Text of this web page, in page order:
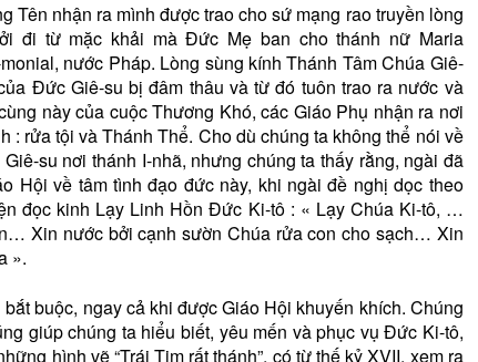
Tên nhận ra mình được trao cho sứ mạng rao truyền lòng
đi từ mặc khải mà Đức Mẹ ban cho thánh nữ Maria
nước Pháp. Lòng sùng kính Thánh Tâm Chúa Giê-
Đức Giê-su bị đâm thâu và từ đó tuôn trao ra nước và
này của cuộc Thương Khó, các Giáo Phụ nhận ra nơi
: rửa tội và Thánh Thể. Cho dù chúng ta không thể nói về
su nơi thánh I-nhã, nhưng chúng ta thấy rằng, ngài đã
Hội về tâm tình đạo đức này, khi ngài đề nghị dọc theo
đọc kinh Lạy Linh Hồn Đức Ki-tô : « Lạy Chúa Ki-tô, …
Xin nước bởi cạnh sườn Chúa rửa con cho sạch… Xin
».
buộc, ngay cả khi được Giáo Hội khuyến khích. Chúng
giúp chúng ta hiểu biết, yêu mến và phục vụ Đức Ki-tô,
hình vẽ “Trái Tim rất thánh”, có từ thế kỷ XVII, xem ra